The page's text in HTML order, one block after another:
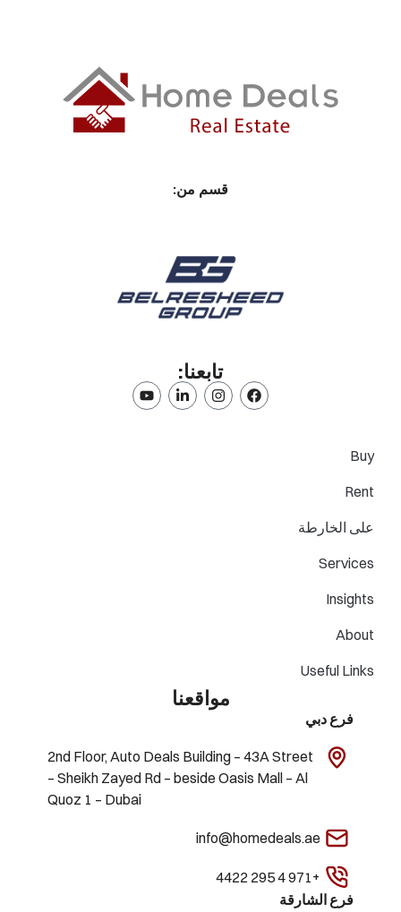
قسم من:
تابعنا:
Buy
Rent
على الخارطة
Services
Insights
About
Useful Links
مواقعنا
فرع دبي
2nd Floor, Auto Deals Building – 43A Street
– Sheikh Zayed Rd – beside Oasis Mall – Al
Quoz 1 – Dubai
info@homedeals.ae
+971 4 295 4422
فرع الشارقة